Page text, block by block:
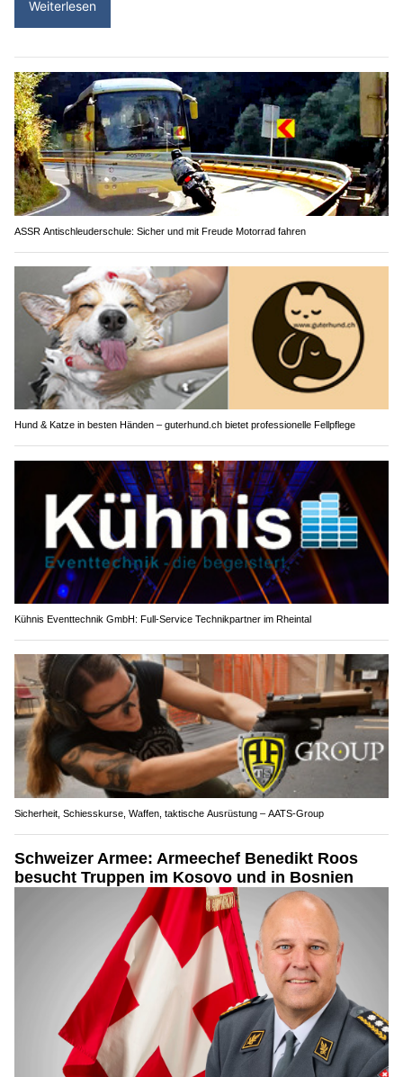
Weiterlesen
ASSR Antischleuderschule: Sicher und mit Freude Motorrad fahren
Hund & Katze in besten Händen – guterhund.ch bietet professionelle Fellpflege
Kühnis Eventtechnik GmbH: Full-Service Technikpartner im Rheintal
Sicherheit, Schiesskurse, Waffen, taktische Ausrüstung – AATS-Group
Schweizer Armee: Armeechef Benedikt Roos
besucht Truppen im Kosovo und in Bosnien